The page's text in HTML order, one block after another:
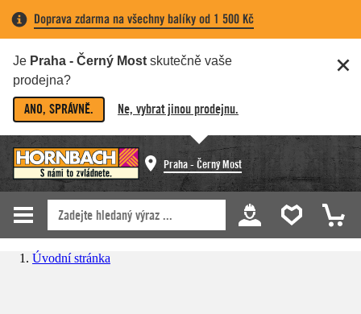
Doprava zdarma na všechny balíky od 1 500 Kč
Je Praha - Černý Most skutečně vaše
prodejna?
ANO, SPRÁVNĚ. Ne, vybrat jinou prodejnu.
Praha - Černý Most
Úvodní stránka